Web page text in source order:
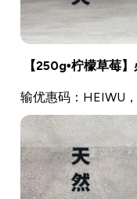
【250g•柠檬草莓
输优惠码：HEIWU